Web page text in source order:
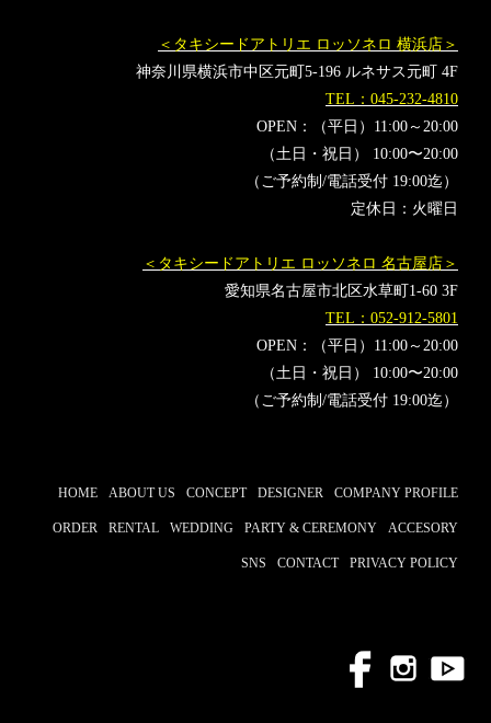
＜タキシードアトリエ ロッソネロ 横浜店＞
神奈川県横浜市中区元町5-196 ルネサス元町 4F
TEL：045-232-4810
OPEN：（平日）11:00～20:00
（土日・祝日） 10:00〜20:00
（ご予約制/電話受付 19:00迄）
定休日：火曜日
＜タキシードアトリエ ロッソネロ 名古屋店＞
愛知県名古屋市北区水草町1-60 3F
TEL：052-912-5801
OPEN：（平日）11:00～20:00
（土日・祝日） 10:00〜20:00
（ご予約制/電話受付 19:00迄）
HOME ABOUT US CONCEPT DESIGNER COMPANY PROFILE
ORDER RENTAL WEDDING PARTY & CEREMONY ACCESORY
SNS CONTACT PRIVACY POLICY